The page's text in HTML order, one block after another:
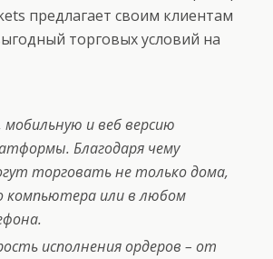
предлагает своим клиентам
торговых условий на
и веб версию
Благодаря чему
торговать не только дома,
компьютера или в любом
исполнения ордеров – от